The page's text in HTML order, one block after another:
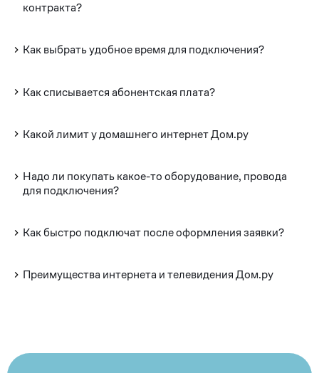
контракта?
Как выбрать удобное время для подключения?
Как списывается абонентская плата?
Какой лимит у домашнего интернет Дом.ру
Надо ли покупать какое-то оборудование, провода
для подключения?
Как быстро подключат после оформления заявки?
Преимущества интернета и телевидения Дом.ру